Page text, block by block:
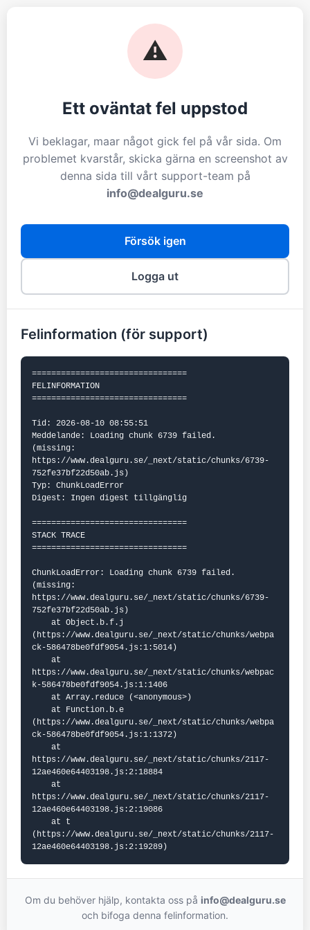
⚠️
Ett oväntat fel uppstod
Vi beklagar, maar något gick fel på vår sida. Om
problemet kvarstår, skicka gärna en screenshot av
denna sida till vårt support-team på
info@dealguru.se
Försök igen
Logga ut
Felinformation (för support)
================================
FELINFORMATION
================================
Tid: 2026-08-10 08:55:51
Meddelande: Loading chunk 6739 failed.
(missing:
https://www.dealguru.se/_next/static/chunks/6739-
752fe37bf22d50ab.js)
Typ: ChunkLoadError
Digest: Ingen digest tillgänglig
================================
STACK TRACE
================================
ChunkLoadError: Loading chunk 6739 failed.
(missing:
https://www.dealguru.se/_next/static/chunks/6739-
752fe37bf22d50ab.js)
(https://www.dealguru.se/_next/static/chunks/webpa
ck-586478be0fdf9054.js:1:5014)
https://www.dealguru.se/_next/static/chunks/webpac
k-586478be0fdf9054.js:1:1406
(https://www.dealguru.se/_next/static/chunks/webpa
ck-586478be0fdf9054.js:1:1372)
https://www.dealguru.se/_next/static/chunks/2117-
12ae460e64403198.js:2:18884
https://www.dealguru.se/_next/static/chunks/2117-
12ae460e64403198.js:2:19086
(https://www.dealguru.se/_next/static/chunks/2117-
12ae460e64403198.js:2:19289)
Om du behöver hjälp, kontakta oss på info@dealguru.se
och bifoga denna felinformation.